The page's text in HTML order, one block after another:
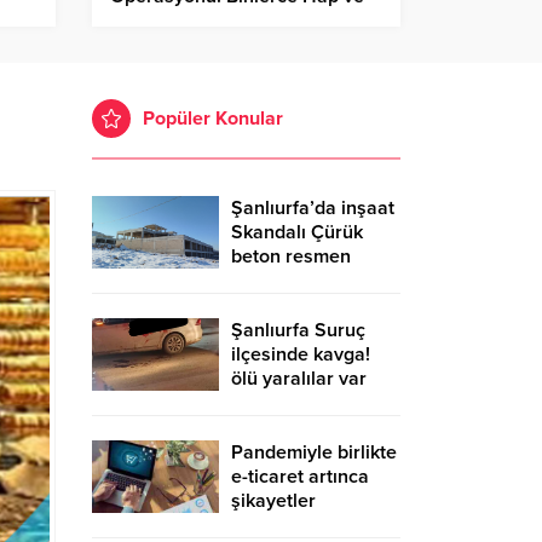
Popüler Konular
Şanlıurfa’da inşaat
Skandalı Çürük
beton resmen
Şanlıurfa Suruç
ilçesinde kavga!
ölü yaralılar var
Pandemiyle birlikte
e-ticaret artınca
şikayetler